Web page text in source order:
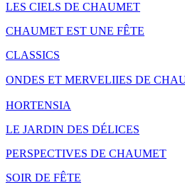
LES CIELS DE CHAUMET
CHAUMET EST UNE FÊTE
CLASSICS
ONDES ET MERVELIIES DE
HORTENSIA
LE JARDIN DES DÉLICES
PERSPECTIVES DE CHAUMET
SOIR DE FÊTE